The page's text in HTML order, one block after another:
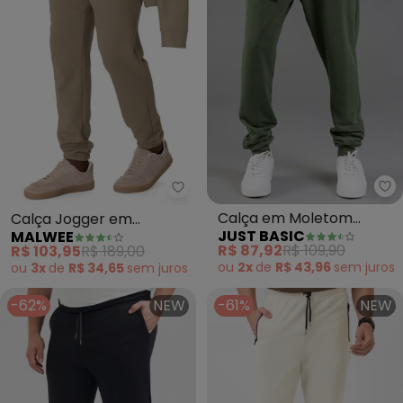
Malwee - Calça Jogger em
Calça Jogger em
Moletom Mesclado
(Taupe)
MALWEE
R$ 103,95R$ 189,00
ou 3x de R$ 34,65 sem juros
Calça em Moletom
Adulto (Verde)
JUST BASIC
R$ 87,92R$ 109,90
ou 2x de R$ 43,96 sem juros
-62% NEW -61% NEW